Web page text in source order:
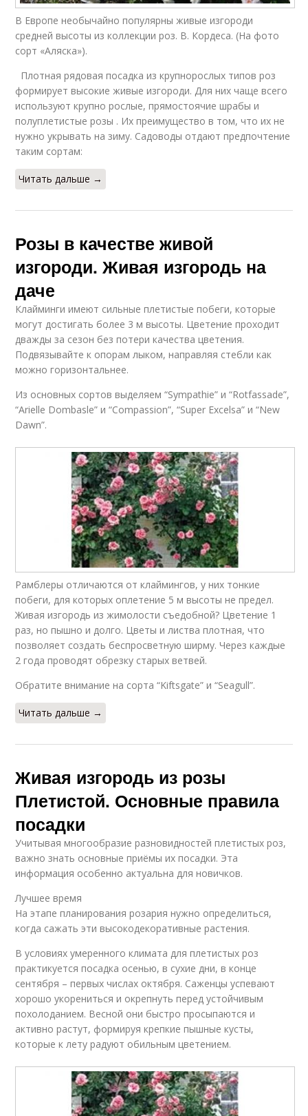
В Европе необычайно популярны живые изгороди
средней высоты из коллекции роз. В. Кордеса. (На фото
сорт «Аляска»).
Плотная рядовая посадка из крупнорослых типов роз
формирует высокие живые изгороди. Для них чаще всего
используют крупно рослые, прямостоячие шрабы и
полуплетистые розы . Их преимущество в том, что их не
нужно укрывать на зиму. Садоводы отдают предпочтение
таким сортам:
Читать дальше →
Розы в качестве живой
изгороди. Живая изгородь на
даче
Клайминги имеют сильные плетистые побеги, которые
могут достигать более 3 м высоты. Цветение проходит
дважды за сезон без потери качества цветения.
Подвязывайте к опорам лыком, направляя стебли как
можно горизонтальнее.
Из основных сортов выделяем “Sympathie” и “Rotfassade”,
“Arielle Dombasle” и “Compassion”, “Super Excelsa” и “New
Dawn”.
Рамблеры отличаются от клаймингов, у них тонкие
побеги, для которых оплетение 5 м высоты не предел.
Живая изгородь из жимолости съедобной? Цветение 1
раз, но пышно и долго. Цветы и листва плотная, что
позволяет создать беспросветную ширму. Через каждые
2 года проводят обрезку старых ветвей.
Обратите внимание на сорта “Kiftsgate” и “Seagull”.
Читать дальше →
Живая изгородь из розы
Плетистой. Основные правила
посадки
Учитывая многообразие разновидностей плетистых роз,
важно знать основные приёмы их посадки. Эта
информация особенно актуальна для новичков.
Лучшее время
На этапе планирования розария нужно определиться,
когда сажать эти высокодекоративные растения.
В условиях умеренного климата для плетистых роз
практикуется посадка осенью, в сухие дни, в конце
сентября – первых числах октября. Саженцы успевают
хорошо укорениться и окрепнуть перед устойчивым
похолоданием. Весной они быстро просыпаются и
активно растут, формируя крепкие пышные кусты,
которые к лету радуют обильным цветением.